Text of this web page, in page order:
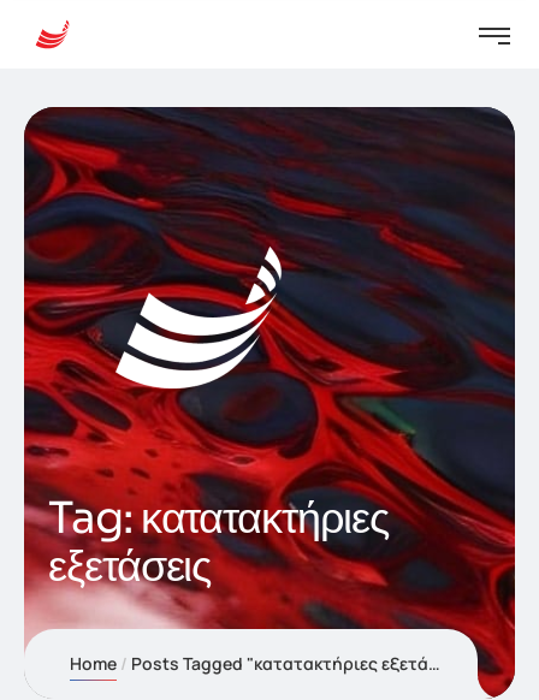
Tag:κατατακτήριες
εξετάσεις
Home Posts Tagged "κατατακτήριες εξετάσεις"